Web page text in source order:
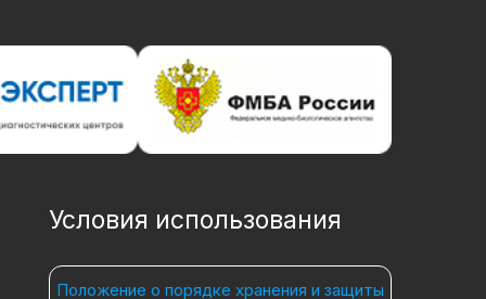
Условия использования
Положение о порядке хранения и защиты